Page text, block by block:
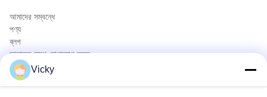
আমাদের সম্বন্ধে
পণ্য
ব্লগ
আমাদের সাথে যোগাযোগ করুন
পণ্য
তেল ও গ্যাস ট্রাক
Vicky